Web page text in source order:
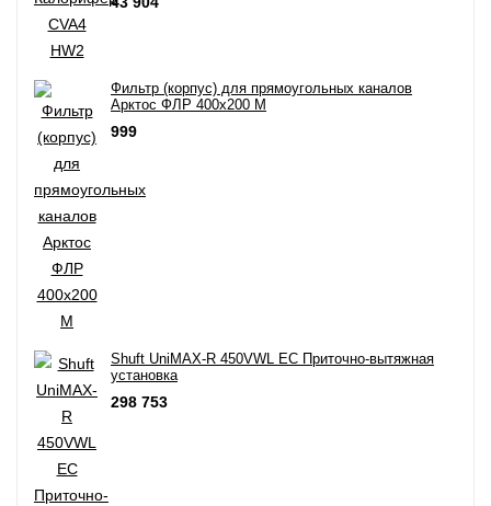
Фильтр (корпус) для прямоугольныx каналов
Арктос ФЛР 400x200 М
999
Shuft UniMAX-R 450VWL EC Приточно-вытяжная
установка
298 753